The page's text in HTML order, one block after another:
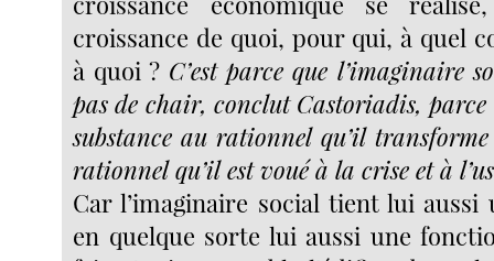
croissance de quoi, pour qui, à quel
à quoi ? C’est parce que l’imaginaire
pas de chair, conclut Castoriadis, parce
substance au rationnel qu’il
rationnel qu’il est voué à la crise et à
Car l’imaginaire social tient lui aussi
en quelque sorte lui aussi une